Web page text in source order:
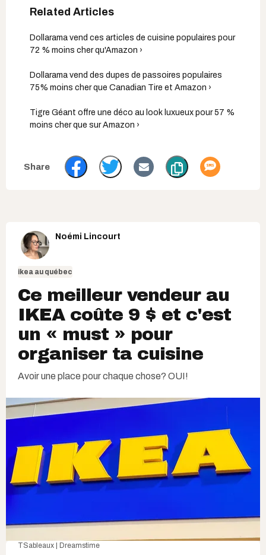
Dollarama vend ces articles de cuisine populaires pour
72 % moins cher qu'Amazon ›
Dollarama vend des dupes de passoires populaires
75% moins cher que Canadian Tire et Amazon ›
Tigre Géant offre une déco au look luxueux pour 57 %
moins cher que sur Amazon ›
Noémi Lincourt
ikea au québec
Ce meilleur vendeur au
IKEA coûte 9 $ et c'est
un « must » pour
organiser ta cuisine
Avoir une place pour chaque chose? OUI!
TSableaux | Dreamstime